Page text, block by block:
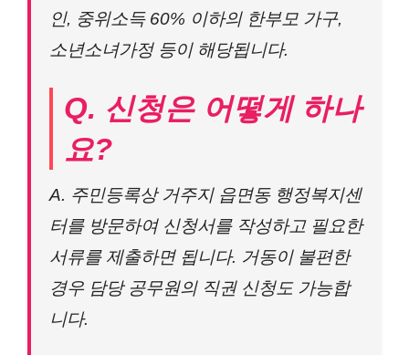
인, 중위소득 60% 이하의 한부모 가구,
소년소녀가정 등이 해당됩니다.
Q. 신청은 어떻게 하나
요?
A. 주민등록상 거주지 읍면동 행정복지센
터를 방문하여 신청서를 작성하고 필요한
서류를 제출하면 됩니다. 거동이 불편한
경우 담당 공무원의 직권 신청도 가능합
니다.